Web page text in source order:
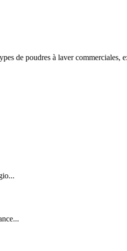
de poudres à laver commerciales,